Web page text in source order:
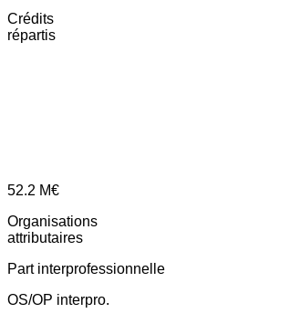
Crédits
répartis
52.2 M€
Organisations
attributaires
Part interprofessionnelle
OS/OP interpro.